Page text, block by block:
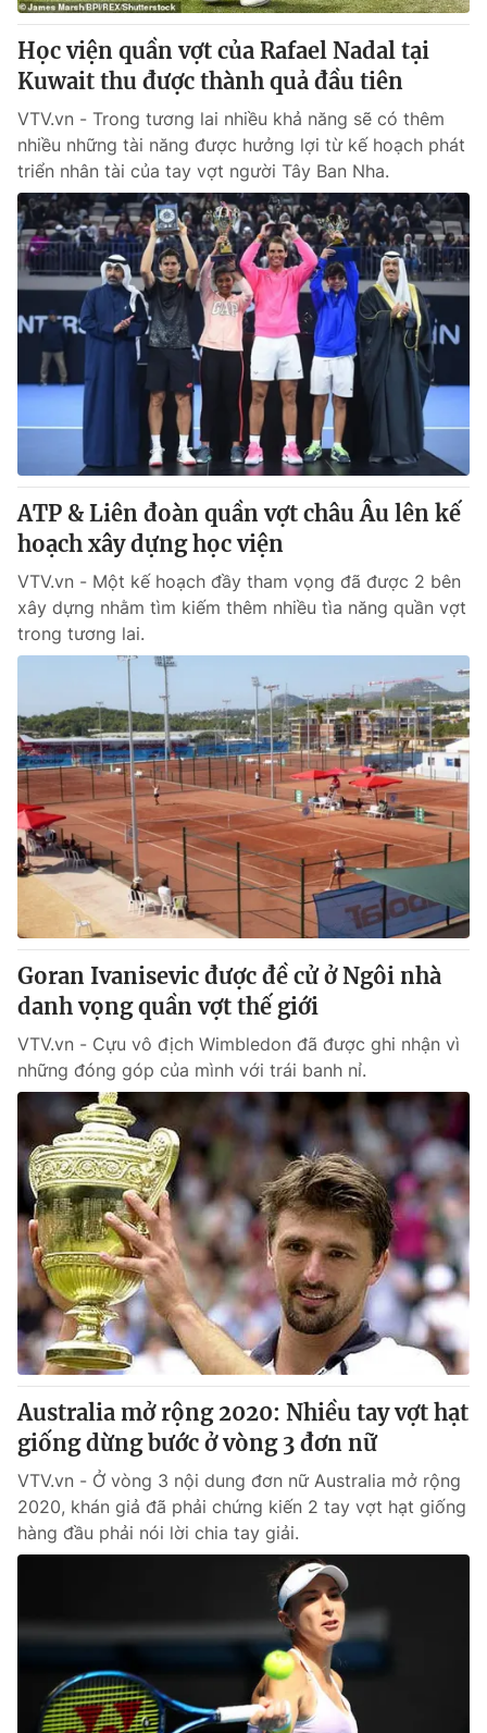
Học viện quần vợt của Rafael Nadal tại
Kuwait thu được thành quả đầu tiên
VTV.vn - Trong tương lai nhiều khả năng sẽ có thêm
nhiều những tài năng được hưởng lợi từ kế hoạch phát
triển nhân tài của tay vợt người Tây Ban Nha.
ATP & Liên đoàn quần vợt châu Âu lên kế
hoạch xây dựng học viện
VTV.vn - Một kế hoạch đầy tham vọng đã được 2 bên
xây dựng nhằm tìm kiếm thêm nhiều tìa năng quần vợt
trong tương lai.
Goran Ivanisevic được đề cử ở Ngôi nhà
danh vọng quần vợt thế giới
VTV.vn - Cựu vô địch Wimbledon đã được ghi nhận vì
những đóng góp của mình với trái banh nỉ.
Australia mở rộng 2020: Nhiều tay vợt hạt
giống dừng bước ở vòng 3 đơn nữ
VTV.vn - Ở vòng 3 nội dung đơn nữ Australia mở rộng
2020, khán giả đã phải chứng kiến 2 tay vợt hạt giống
hàng đầu phải nói lời chia tay giải.